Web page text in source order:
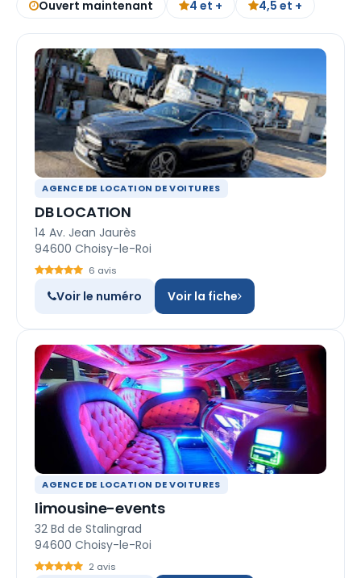
Ouvert maintenant 4 et + 4,5 et +
AGENCE DE LOCATION DE VOITURES
DB LOCATION
14 Av. Jean Jaurès
94600 Choisy-le-Roi
6 avis
Voir le numéro Voir la fiche
AGENCE DE LOCATION DE VOITURES
limousine-events
32 Bd de Stalingrad
94600 Choisy-le-Roi
2 avis